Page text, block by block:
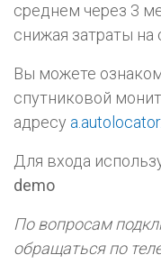
среднем через 3
снижая затраты на
Вы можете
спутниковой
адресу
Для входа
demo
По вопросам
обращаться по